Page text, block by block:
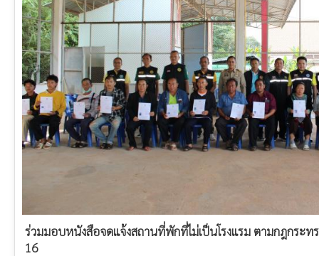
ร่วมมอบหนังสือจดแจ้งสถานที่พักที่ไม่เป็นโรงแรม ตามกฎกระ
16